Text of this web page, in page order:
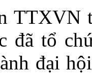
TTXVN
đã tổ
đại